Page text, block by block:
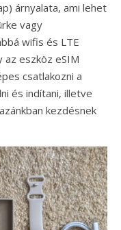
árnyalata, ami lehet
vagy
wifis és LTE
eszköz eSIM
csatlakozni a
és indítani, illetve
kezdésnek